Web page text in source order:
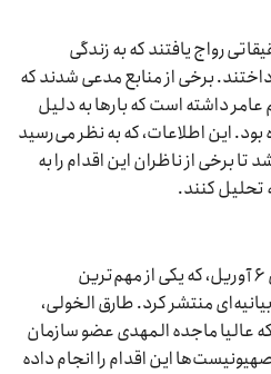
رواج یافتند که به زندگی
برخی از منابع مدعی شدند که
داشته است که بارها به دلیل
این اطلاعات، که به نظر می‌رسید
تا برخی از ناظران این اقدام را به
تحلیل کنند.
پس از این اتفاق، جنبش جوانان ۶ آوریل، که یکی از مهم‌ترین
منتشر کرد. طارق الخولی،
عالیا ماجده المهدی عضو سازمان
این اقدام را انجام داده